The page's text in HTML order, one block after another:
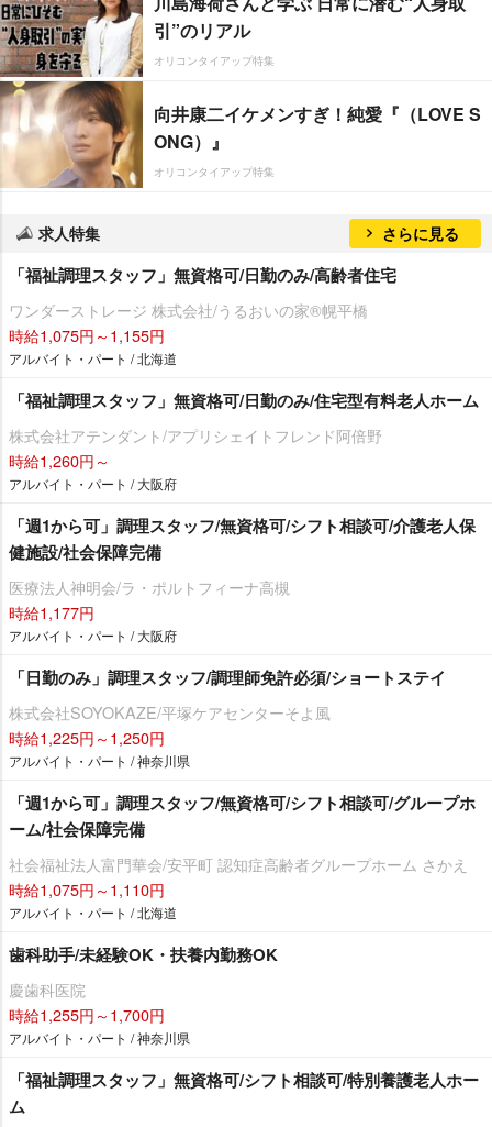
引”のリアル
オリコンタイアップ特集
向井康二イケメンすぎ！純愛『（LOVE S
ONG）』
オリコンタイアップ特集
求人特集 さらに見る
「福祉調理スタッフ」無資格可/日勤のみ/高齢者住宅
ワンダーストレージ 株式会社/うるおいの家®幌平橋
時給1,075円～1,155円
アルバイト・パート / 北海道
「福祉調理スタッフ」無資格可/日勤のみ/住宅型有料老人ホーム
株式会社アテンダント/アプリシェイトフレンド阿倍野
時給1,260円～
アルバイト・パート / 大阪府
「週1から可」調理スタッフ/無資格可/シフト相談可/介護老人保
健施設/社会保障完備
医療法人神明会/ラ・ポルトフィーナ高槻
時給1,177円
アルバイト・パート / 大阪府
「日勤のみ」調理スタッフ/調理師免許必須/ショートステイ
株式会社SOYOKAZE/平塚ケアセンターそよ風
時給1,225円～1,250円
アルバイト・パート / 神奈川県
「週1から可」調理スタッフ/無資格可/シフト相談可/グループホ
ーム/社会保障完備
社会福祉法人富門華会/安平町 認知症高齢者グループホーム さかえ
時給1,075円～1,110円
アルバイト・パート / 北海道
歯科助手/未経験OK・扶養内勤務OK
慶歯科医院
時給1,255円～1,700円
アルバイト・パート / 神奈川県
「福祉調理スタッフ」無資格可/シフト相談可/特別養護老人ホー
ム